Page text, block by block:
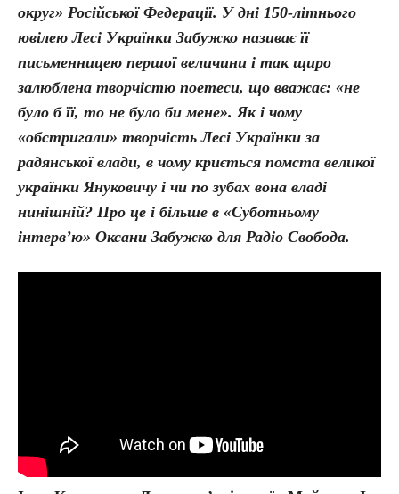
округ» Російської Федерації. У дні 150-літнього
ювілею Лесі Українки Забужко називає її
письменницею першої величини і так щиро
залюблена творчістю поетеси, що вважає: «не
було б її, то не було би мене». Як і чому
«обстригали» творчість Лесі Українки за
радянської влади, в чому криється помста великої
українки Януковичу і чи по зубах вона владі
нинішній? Про це і більше в «Суботньому
інтерв’ю» Оксани Забужко для Радіо Свобода.